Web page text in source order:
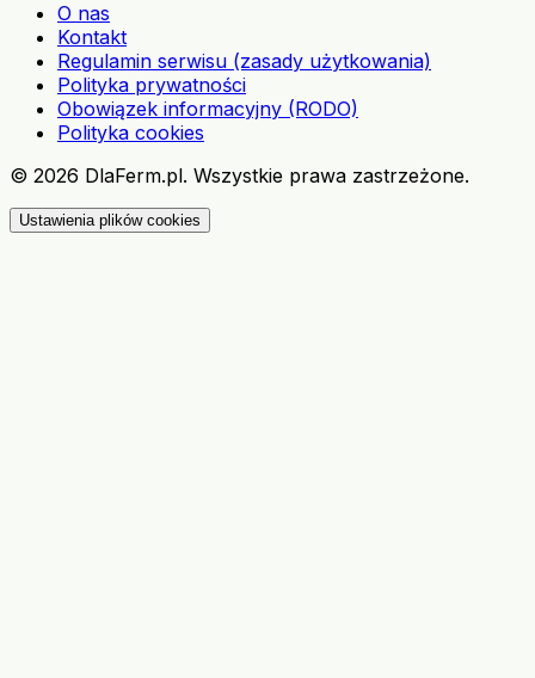
O nas
Kontakt
Regulamin serwisu (zasady użytkowania)
Polityka prywatności
Obowiązek informacyjny (RODO)
Polityka cookies
© 2026 DlaFerm.pl. Wszystkie prawa zastrzeżone.
Ustawienia plików cookies